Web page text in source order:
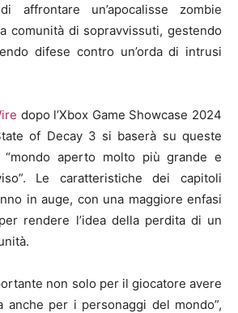
affrontare un’apocalisse zombie
comunità di sopravvissuti, gestendo
difese contro un’orda di intrusi
dopo l’Xbox Game Showcase 2024
of Decay 3 si baserà su queste
aperto molto più grande e
Le caratteristiche dei capitoli
in auge, con una maggiore enfasi
rendere l’idea della perdita di un
non solo per il giocatore avere
anche per i personaggi del mondo”,